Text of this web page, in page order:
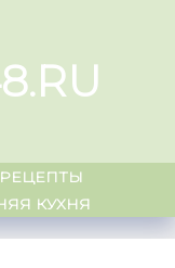
РЕЦЕПТЫ
КУХНЯ